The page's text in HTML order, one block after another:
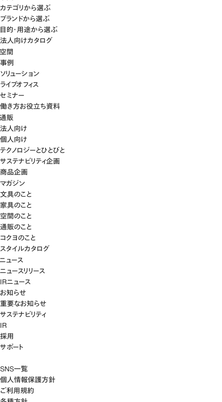
カテゴリから選ぶ
ブランドから選ぶ
目的・用途から選ぶ
法人向けカタログ
空間
事例
ソリューション
ライブオフィス
セミナー
働き方お役立ち資料
通販
法人向け
個人向け
テクノロジーとひとびと
サステナビリティ企画
商品企画
マガジン
文具のこと
家具のこと
空間のこと
通販のこと
コクヨのこと
スタイルカタログ
ニュース
ニュースリリース
IRニュース
お知らせ
重要なお知らせ
サステナビリティ
IR
採用
サポート
SNS一覧
個人情報保護方針
ご利用規約